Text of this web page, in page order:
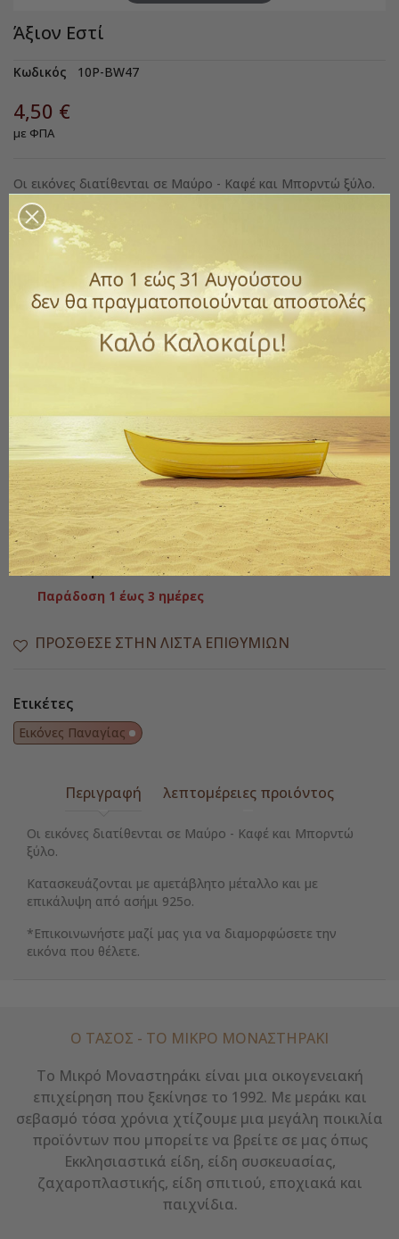
Άξιον Εστί
Κωδικός 10P-BW47
4,50 €
με ΦΠΑ
Οι εικόνες διατίθενται σε Μαύρο - Καφέ και Μπορντώ ξύλο.
Κατασκευάζονται με αμετάβλητο μέταλλο και με επικάλυψη
από ασήμι 925ο.
*Επικοινωνήστε μαζί μας για να διαμορφώσετε την εικόνα
Μέγεθος εικόνας
Ποσότητα
ΑΓΟΡΆ
 Διαθέσιμο
Παράδοση 1 έως 3 ημέρες
ΠΡΌΣΘΕΣΕ ΣΤΗΝ ΛΊΣΤΑ ΕΠΙΘΥΜΙΏΝ
Ετικέτες
Εικόνες Παναγίας
Περιγραφή λεπτομέρειες προιόντος
Οι εικόνες διατίθενται σε Μαύρο - Καφέ και Μπορντώ
ξύλο.
Κατασκευάζονται με αμετάβλητο μέταλλο και με
επικάλυψη από ασήμι 925ο.
*Επικοινωνήστε μαζί μας για να διαμορφώσετε την
εικόνα που θέλετε.
Ο ΤΑΣΟΣ - ΤΟ ΜΙΚΡΌ ΜΟΝΑΣΤΗΡΆΚΙ
Το Μικρό Μοναστηράκι είναι μια οικογενειακή
επιχείρηση που ξεκίνησε το 1992. Με μεράκι και
σεβασμό τόσα χρόνια χτίζουμε μια μεγάλη ποικιλία
προϊόντων που μπορείτε να βρείτε σε μας όπως
Εκκλησιαστικά είδη, είδη συσκευασίας,
ζαχαροπλαστικής, είδη σπιτιού, εποχιακά και
παιχνίδια.